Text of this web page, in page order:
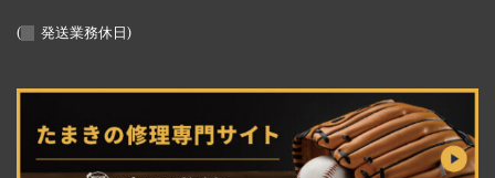
( 発送業務休日)